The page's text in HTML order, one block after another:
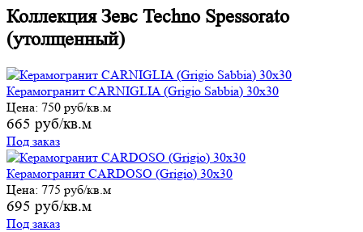
Коллекция Зевс Techno Spessorato
(утолщенный)
Керамогранит CARNIGLIA (Grigio Sabbia) 30х30
Цена: 750 руб/кв.м
665 руб/кв.м
Под заказ
Керамогранит CARDOSO (Grigio) 30х30
Цена: 775 руб/кв.м
695 руб/кв.м
Под заказ